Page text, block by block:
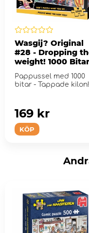
Wasgij? Original
#28 - Dropping
weight! 1000 Bitar
Pappussel med 1000
bitar - Tappade kilon!
KÖP
169 kr